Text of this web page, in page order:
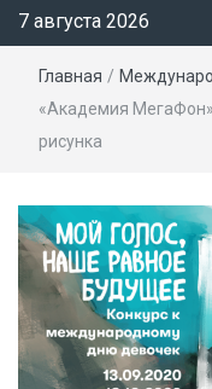
7 августа 2026
Главная /
«Академия
рисунка